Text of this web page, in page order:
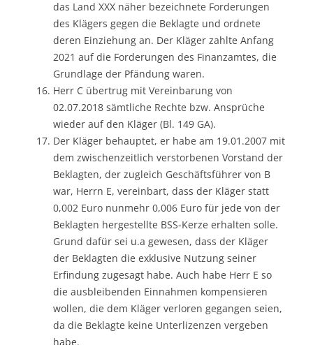
das Land XXX näher bezeichnete Forderungen
des Klägers gegen die Beklagte und ordnete
deren Einziehung an. Der Kläger zahlte Anfang
2021 auf die Forderungen des Finanzamtes, die
Grundlage der Pfändung waren.
Herr C übertrug mit Vereinbarung von
02.07.2018 sämtliche Rechte bzw. Ansprüche
wieder auf den Kläger (Bl. 149 GA).
Der Kläger behauptet, er habe am 19.01.2007 mit
dem zwischenzeitlich verstorbenen Vorstand der
Beklagten, der zugleich Geschäftsführer von B
war, Herrn E, vereinbart, dass der Kläger statt
0,002 Euro nunmehr 0,006 Euro für jede von der
Beklagten hergestellte BSS-Kerze erhalten solle.
Grund dafür sei u.a gewesen, dass der Kläger
der Beklagten die exklusive Nutzung seiner
Erfindung zugesagt habe. Auch habe Herr E so
die ausbleibenden Einnahmen kompensieren
wollen, die dem Kläger verloren gegangen seien,
da die Beklagte keine Unterlizenzen vergeben
habe.